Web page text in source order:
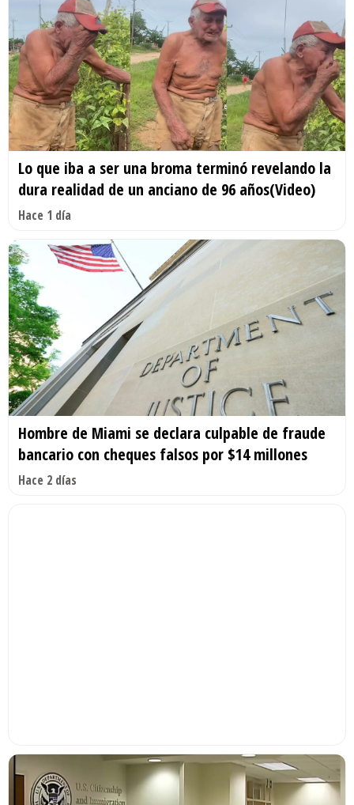
Lo que iba a ser una broma terminó revelando la
dura realidad de un anciano de 96 años(Video)
Hace 1 día
Hombre de Miami se declara culpable de fraude
bancario con cheques falsos por $14 millones
Hace 2 días